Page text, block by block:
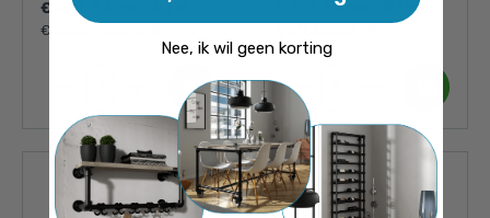
€ 345,94 incl. BTW
€ 285,90 excl. BTW
€ 335,56 incl. BTW
Nee, ik wil geen korting